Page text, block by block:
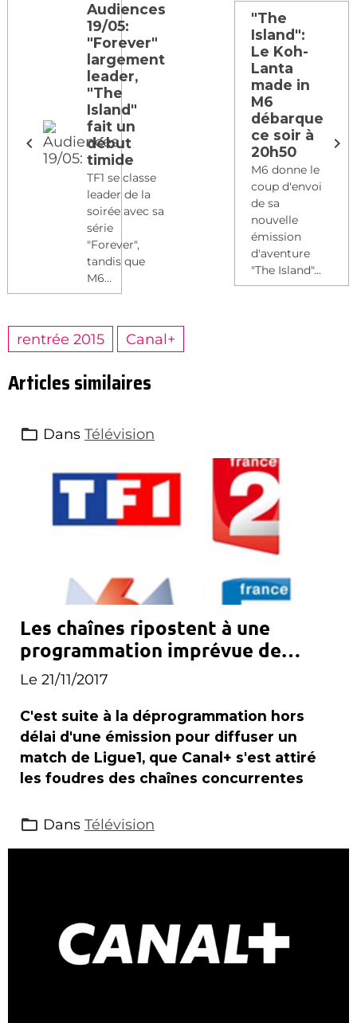
Audiences
19/05:
"Forever"
largement
leader,
"The
Island"
fait un
début
timide
TF1 se classe
leader de la
soirée avec sa
série
"Forever",
tandis que
M6...
"The
Island":
Le Koh-
Lanta
made in
M6
débarque
ce soir à
20h50
M6 donne le
coup d'envoi
de sa
nouvelle
émission
d'aventure
"The Island"...
rentrée 2015 Canal+
Articles similaires
Dans Télévision
Les chaînes ripostent à une
programmation imprévue de
Canal+
Le 21/11/2017
C'est suite à la déprogrammation hors
délai d'une émission pour diffuser un
match de Ligue1, que Canal+ s'est attiré
les foudres des chaînes concurrentes
Dans Télévision